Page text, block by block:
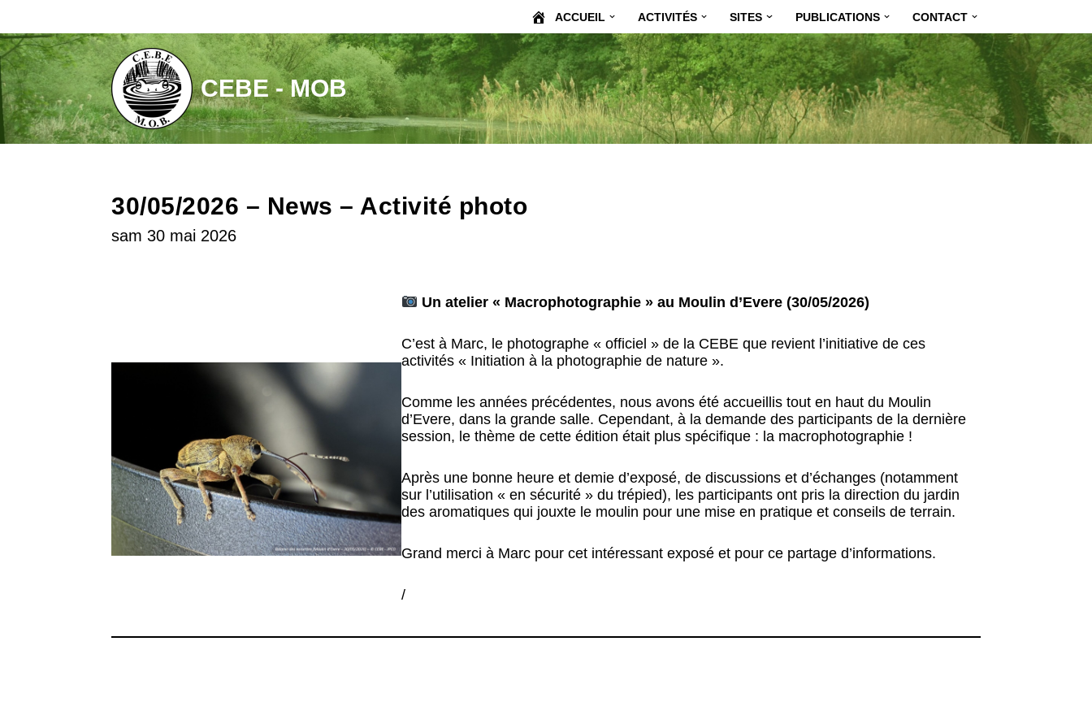
Aller
au
contenu
ACCUEIL ACTIVITÉS SITES PUBLICATIONS CONTACT
CEBE - MOB
30/05/2026 – News – Activité photo
sam 30 mai 2026
Un atelier « Macrophotographie » au Moulin d’Evere (30/05/2026)
C’est à Marc, le photographe « officiel » de la CEBE que revient l’initiative de ces
activités « Initiation à la photographie de nature ».
Comme les années précédentes, nous avons été accueillis tout en haut du Moulin
d’Evere, dans la grande salle. Cependant, à la demande des participants de la dernière
session, le thème de cette édition était plus spécifique : la macrophotographie !
Après une bonne heure et demie d’exposé, de discussions et d’échanges (notamment
sur l’utilisation « en sécurité » du trépied), les participants ont pris la direction du jardin
des aromatiques qui jouxte le moulin pour une mise en pratique et conseils de terrain.
Grand merci à Marc pour cet intéressant exposé et pour ce partage d’informations.
/